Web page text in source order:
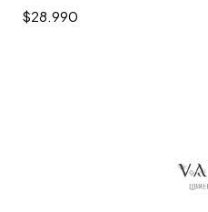
$28.990